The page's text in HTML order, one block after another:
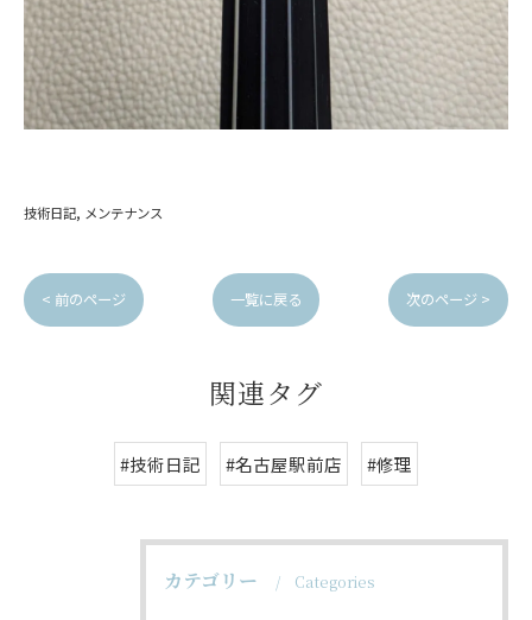
技術日記 メンテナンス
< 前のページ 一覧に戻る 次のページ >
関連タグ
#技術日記 #名古屋駅前店 #修理
カテゴリー Categories